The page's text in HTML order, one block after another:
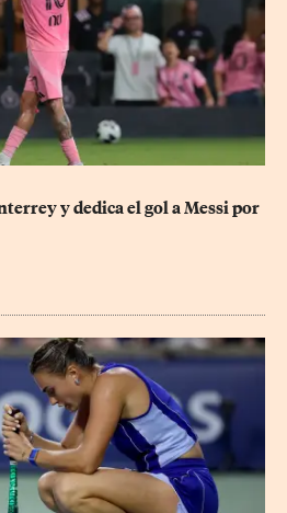
y dedica el gol a Messi por